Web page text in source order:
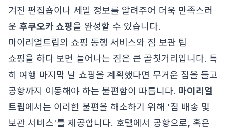
겨진 편집숍이나 세일 정보를 알려주어 더욱 만족스러
운 후쿠오카 쇼핑을 완성할 수 있습니다.
마이리얼트립의 쇼핑 동행 서비스와 짐 보관 팁
쇼핑을 하다 보면 늘어나는 짐은 큰 골칫거리입니다. 특
히 여행 마지막 날 쇼핑을 계획했다면 무거운 짐을 들고
공항까지 이동해야 하는 불편함이 따릅니다. 마이리얼
트립에서는 이러한 불편을 해소하기 위해 '짐 배송 및
보관 서비스'를 제공합니다. 호텔에서 공항으로, 혹은